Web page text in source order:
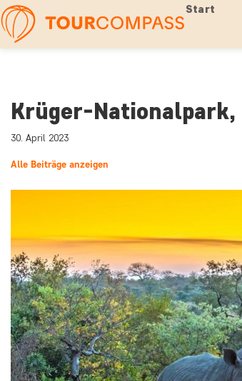
Start
Krüger-Nationalpark,
30. April 2023
Alle Beiträge anzeigen